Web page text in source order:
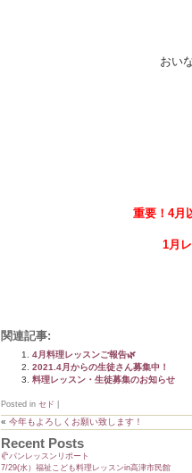
おい
重要！4月
1月
関連記事:
4月料理レッスンご報告🌿
2021.4月からの生徒さん募集中！
料理レッスン・生徒募集のお知らせ
Posted in セド
« 今年もよろしくお願い致します！
Recent Posts
🥐パンレッスンリポート
7/29(水）福祉こども料理レッスンin高津市民館